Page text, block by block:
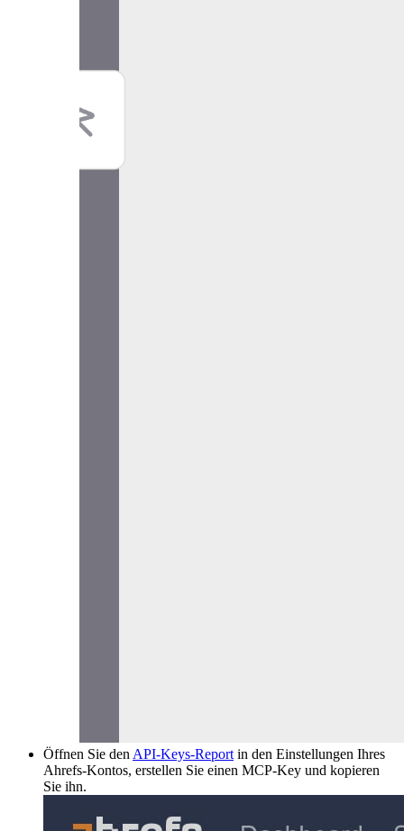
Öffnen Sie den API-Keys-Report in den Einstellungen Ihres
Ahrefs-Kontos, erstellen Sie einen MCP-Key und kopieren
Sie ihn.